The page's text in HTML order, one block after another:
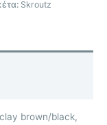
Skroutz
brown/black,